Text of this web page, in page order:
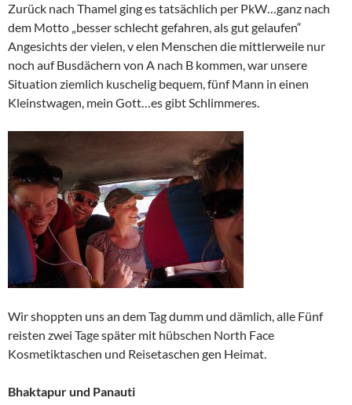
Zurück nach Thamel ging es tatsächlich per PkW…ganz nach
dem Motto „besser schlecht gefahren, als gut gelaufen“
Angesichts der vielen, v elen Menschen die mittlerweile nur
noch auf Busdächern von A nach B kommen, war unsere
Situation ziemlich kuschelig bequem, fünf Mann in einen
Kleinstwagen, mein Gott…es gibt Schlimmeres.
Wir shoppten uns an dem Tag dumm und dämlich, alle Fünf
reisten zwei Tage später mit hübschen North Face
Kosmetiktaschen und Reisetaschen gen Heimat.
Bhaktapur und Panauti